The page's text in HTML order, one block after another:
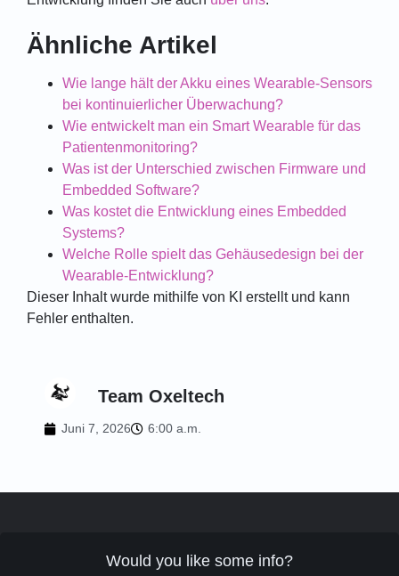
Ähnliche Artikel
Wie lange hält der Akku eines Wearable-Sensors
bei kontinuierlicher Überwachung?
Wie entwickelt man ein Smart Wearable für das
Patientenmonitoring?
Was ist der Unterschied zwischen Firmware und
Embedded Software?
Was kostet die Entwicklung eines Embedded
Systems?
Welche Rolle spielt das Gehäusedesign bei der
Wearable-Entwicklung?
Dieser Inhalt wurde mithilfe von KI erstellt und kann
Fehler enthalten.
Team Oxeltech
Juni 7, 2026 6:00 a.m.
Would you like some info?